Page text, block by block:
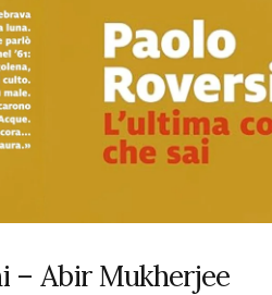
– Abir Mukherjee